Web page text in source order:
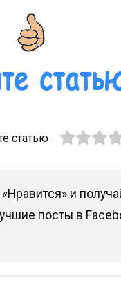
статью
и
посты в